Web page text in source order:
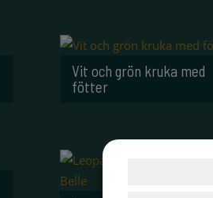
Vit och grön kruka med
fötter